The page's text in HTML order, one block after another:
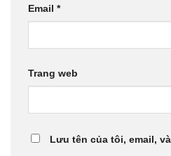
Email *
Trang web
Lưu tên của tôi, email,